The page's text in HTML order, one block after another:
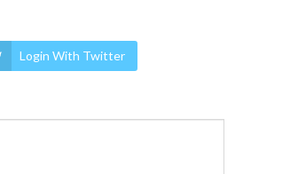
Login With Twitter